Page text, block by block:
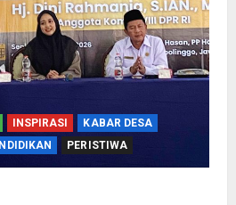
INSPIRASI
KABAR DESA
PERISTIWA